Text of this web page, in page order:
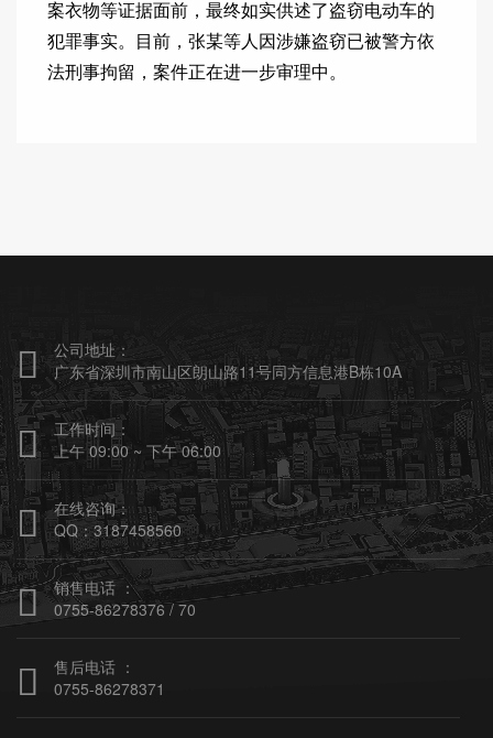
案衣物等证据面前，最终如实供述了盗窃电动车的
犯罪事实。目前，张某等人因涉嫌盗窃已被警方依
法刑事拘留，案件正在进一步审理中。

公司地址：
广东省深圳市南山区朗山路11号同方信息港B栋10A

工作时间：
上午 09:00 ~ 下午 06:00

在线咨询：
QQ：3187458560

销售电话 ：
0755-86278376 / 70

售后电话 ：
0755-86278371